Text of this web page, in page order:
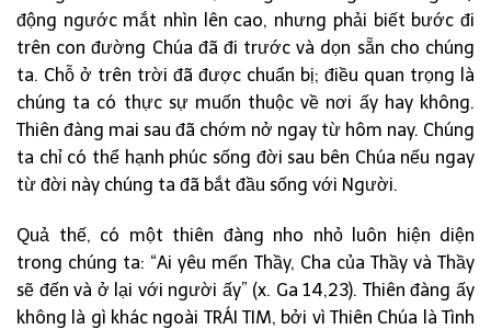
động ngước mắt nhìn lên cao, nhưng phải biết bước đi
trên con đường Chúa đã đi trước và dọn sẵn cho chúng
ta. Chỗ ở trên trời đã được chuẩn bị; điều quan trọng là
chúng ta có thực sự muốn thuộc về nơi ấy hay không.
Thiên đàng mai sau đã chớm nở ngay từ hôm nay. Chúng
ta chỉ có thể hạnh phúc sống đời sau bên Chúa nếu ngay
từ đời này chúng ta đã bắt đầu sống với Người.
Quả thế, có một thiên đàng nho nhỏ luôn hiện diện
trong chúng ta: “Ai yêu mến Thầy, Cha của Thầy và Thầy
sẽ đến và ở lại với người ấy” (x. Ga 14,23). Thiên đàng ấy
không là gì khác ngoài TRÁI TIM, bởi vì Thiên Chúa là Tình